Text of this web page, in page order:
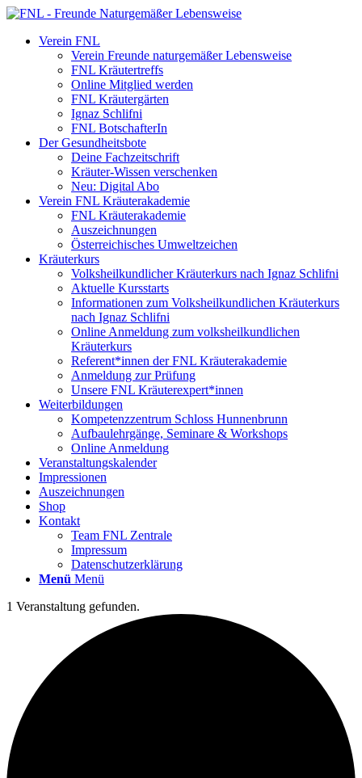
Verein FNL
Verein Freunde naturgemäßer Lebensweise
FNL Kräutertreffs
Online Mitglied werden
FNL Kräutergärten
Ignaz Schlifni
FNL BotschafterIn
Der Gesundheitsbote
Deine Fachzeitschrift
Kräuter-Wissen verschenken
Neu: Digital Abo
Verein FNL Kräuterakademie
FNL Kräuterakademie
Auszeichnungen
Österreichisches Umweltzeichen
Kräuterkurs
Volksheilkundlicher Kräuterkurs nach Ignaz Schlifni
Aktuelle Kursstarts
Informationen zum Volksheilkundlichen Kräuterkurs
nach Ignaz Schlifni
Online Anmeldung zum volksheilkundlichen
Kräuterkurs
Referent*innen der FNL Kräuterakademie
Anmeldung zur Prüfung
Unsere FNL Kräuterexpert*innen
Weiterbildungen
Kompetenzzentrum Schloss Hunnenbrunn
Aufbaulehrgänge, Seminare & Workshops
Online Anmeldung
Veranstaltungskalender
Impressionen
Auszeichnungen
Shop
Kontakt
Team FNL Zentrale
Impressum
Datenschutzerklärung
Menü Menü
1 Veranstaltung gefunden.